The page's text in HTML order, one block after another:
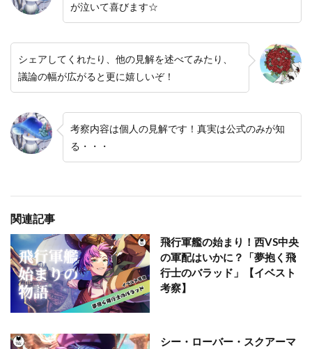
が泣いて喜びます☆
シェアしてくれたり、他の見解を述べてみたり、
議論の幅が広がると更に嬉しいぞ！
考察内容は個人の見解です！真実は公式のみが知
る・・・
関連記事
飛行軍艦の始まり！西VS中央
の軍配はいかに？「夢抱く飛
行士のバラッド」【イベスト
考察】
シー・ローバー・スクアーマ